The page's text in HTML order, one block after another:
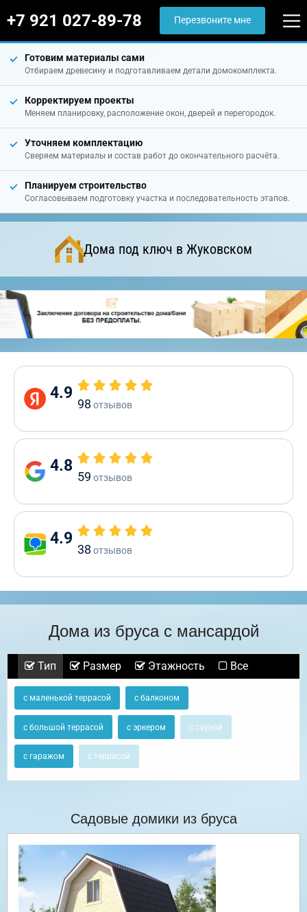
+7 921 027-89-78 Перезвоните мне
Готовим материалы сами
Отбираем древесину и подготавливаем детали домокомплекта.
Корректируем проекты
Меняем планировку, расположение окон, дверей и перегородок.
Уточняем комплектацию
Сверяем материалы и состав работ до окончательного расчёта.
Планируем строительство
Согласовываем подготовку участка и последовательность этапов.
Дома под ключ в Жуковском
4.9
98 отзывов
4.8
59 отзывов
4.9
38 отзывов
Дома из бруса с мансардой
Тип Размер Этажность Все
с маленькой террасой с балконом
с большой террасой с эркером с сауной
с гаражом с террасой
Садовые домики из бруса